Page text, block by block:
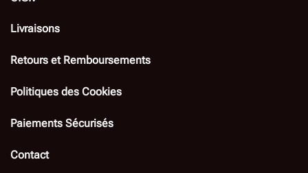
Livraisons
Retours et Remboursements
Politiques des Cookies
Paiements Sécurisés
Contact